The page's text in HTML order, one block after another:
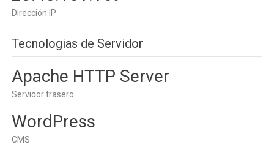
Dirección IP
Tecnologias de Servidor
Apache HTTP Server
Servidor trasero
WordPress
CMS